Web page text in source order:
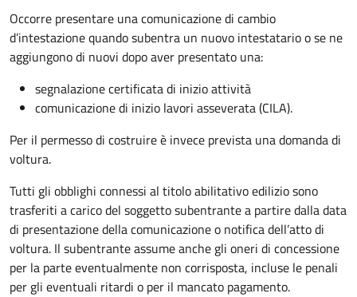
Occorre presentare una comunicazione di cambio
d’intestazione quando subentra un nuovo intestatario o se ne
aggiungono di nuovi dopo aver presentato una:
segnalazione certificata di inizio attività
comunicazione di inizio lavori asseverata (CILA).
Per il permesso di costruire è invece prevista una domanda di
voltura.
Tutti gli obblighi connessi al titolo abilitativo edilizio sono
trasferiti a carico del soggetto subentrante a partire dalla data
di presentazione della comunicazione o notifica dell’atto di
voltura. Il subentrante assume anche gli oneri di concessione
per la parte eventualmente non corrisposta, incluse le penali
per gli eventuali ritardi o per il mancato pagamento.